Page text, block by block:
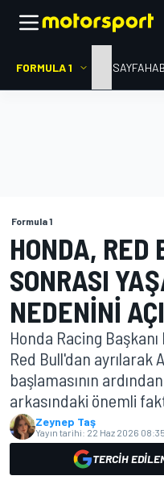
FORMULA 1 ANA SAYFA
Formula 1
HONDA, RED
SONRASI
NEDENINI
Honda Racing
Red Bull'dan ayrılarak
başlamasının
arkasındaki önemli
Zeynep Taş
Yayın tarihi: 22 Haz 2026 08:35
TERCIH